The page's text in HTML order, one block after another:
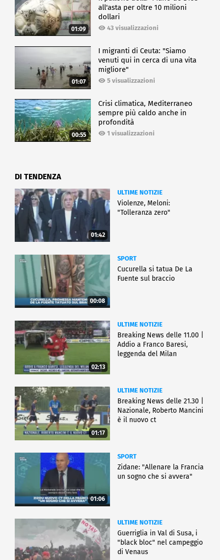
01:09
all'asta per oltre 10 milioni
dollari
43 visualizzazioni
01:07
I migranti di Ceuta: "Siamo
venuti qui in cerca di una vita
migliore"
5 visualizzazioni
00:55
Crisi climatica, Mediterraneo
sempre più caldo anche in
profondità
1 visualizzazioni
DI TENDENZA
01:42
ULTIME NOTIZIE
Violenze, Meloni:
"Tolleranza zero"
00:08
SPORT
Cucurella si tatua De La
Fuente sul braccio
02:13
ULTIME NOTIZIE
Breaking News delle 11.00 |
Addio a Franco Baresi,
leggenda del Milan
01:17
ULTIME NOTIZIE
Breaking News delle 21.30 |
Nazionale, Roberto Mancini
è il nuovo ct
01:06
SPORT
Zidane: "Allenare la Francia
un sogno che si avvera"
ULTIME NOTIZIE
Guerriglia in Val di Susa, i
"black bloc" nel campeggio
di Venaus